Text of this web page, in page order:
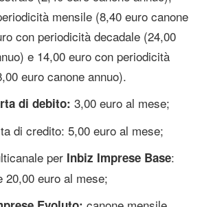
mensile (8,40 euro canone
con periodicità decadale (24,00
e 14,00 euro con periodicità
euro canone annuo).
di debito: 3,00 euro al mese;
di credito: 5,00 euro al mese;
per Inbiz Imprese Base:
20,00 euro al mese;